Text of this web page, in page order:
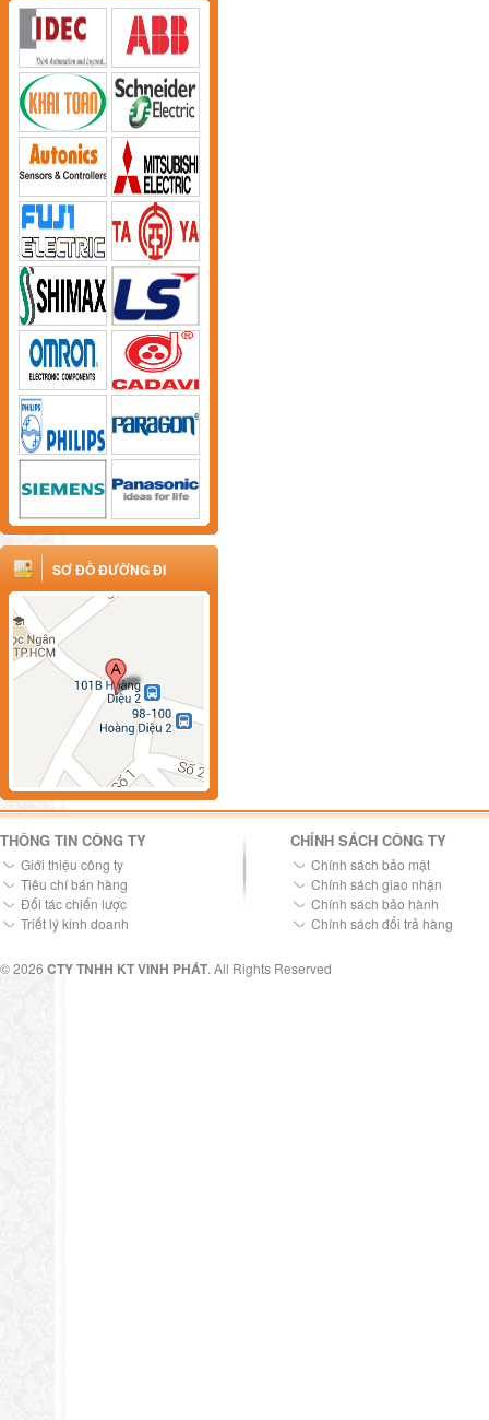
SƠ ĐỒ ĐƯỜNG ĐI
THÔNG TIN CÔNG TY
Giới thiệu công ty
Tiêu chí bán hàng
Đối tác chiến lược
Triết lý kinh doanh
CHÍNH SÁCH CÔNG TY
Chính sách bảo mật
Chính sách giao nhận
Chính sách bảo hành
Chính sách đổi trả hàng
© 2026 CTY TNHH KT VINH PHÁT. All Rights Reserved